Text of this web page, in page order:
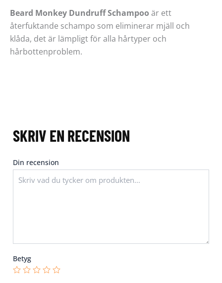
Beard Monkey Dundruff Schampoo är ett
återfuktande schampo som eliminerar mjäll och
klåda, det är lämpligt för alla hårtyper och
hårbottenproblem.
SKRIV EN RECENSION
Din recension
Betyg